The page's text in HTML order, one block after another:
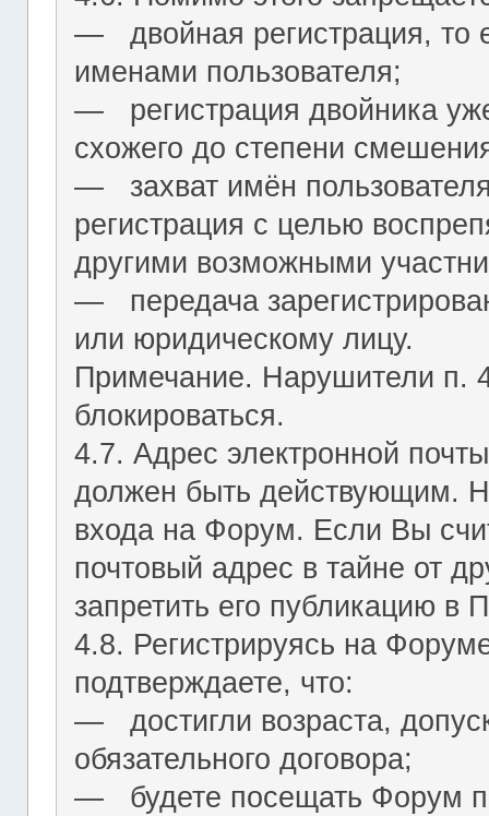
― двойная регистрация, то
именами пользователя;
― регистрация двойника
схожего до степени
― захват имён пользователя
регистрация с целью
другими возможными
― передача
или юридическому лицу.
Примечание. Нарушители п.
блокироваться.
4.7. Адрес электронной
должен быть действующим.
входа на Форум. Если Вы
почтовый адрес в тайне от
запретить его публикацию в
4.8. Регистрируясь на
подтверждаете, что:
― достигли возраста,
обязательного договора;
― будете посещать Форум